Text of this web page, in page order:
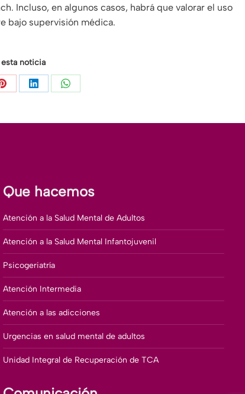
Incluso, en algunos casos, habrá que valorar el uso
bajo supervisión médica.
noticia
Share
Pinterest
Share
LinkedIn
Share
WhatsApp
Que hacemos
Atención a la Salud Mental de Adultos
Atención a la Salud Mental Infantojuvenil
Psicogeriatría
Atención Intermedia
Atención a las adicciones
Urgencias en salud mental de adultos
Unidad Integral de Recuperación de TCA